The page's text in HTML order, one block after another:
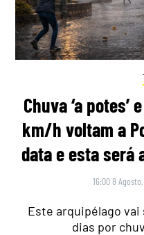
Chuva ‘a
km/h voltam a
data e esta será
16:00 8
Este arquipélago
dias por